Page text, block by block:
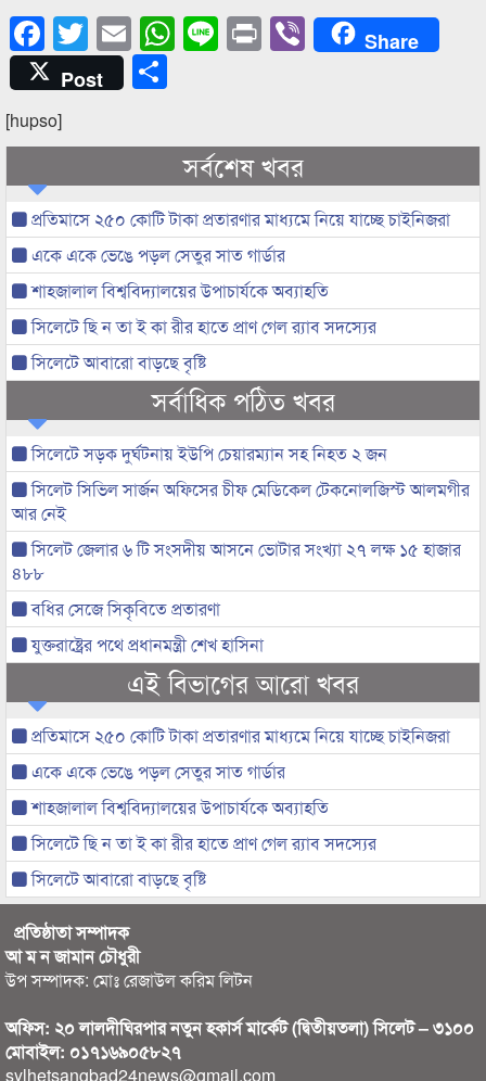
Facebook
Twitter
EmailWhatsApp
LinePrintViberShare
Post
[hupso]
সর্বশেষ খবর
প্রতিমাসে ২৫০ কোটি টাকা প্রতারণার মাধ্যমে নিয়ে যাচ্ছে চাইনিজরা
একে একে ভেঙে পড়ল সেতুর সাত গার্ডার
শাহজালাল বিশ্ববিদ্যালয়ের উপাচার্যকে অব্যাহতি
সিলেটে ছি ন তা ই কা রীর হাতে প্রাণ গেল র‌্যাব সদস্যের
সিলেটে আবারো বাড়ছে বৃষ্টি
সর্বাধিক পঠিত খবর
সিলেটে সড়ক দুর্ঘটনায় ইউপি চেয়ারম্যান সহ নিহত ২ জন
সিলেট সিভিল সার্জন অফিসের চীফ মেডিকেল টেকনোলজিস্ট আলমগীর
আর নেই
সিলেট জেলার ৬ টি সংসদীয় আসনে ভোটার সংখ্যা ২৭ লক্ষ ১৫ হাজার
৪৮৮
বধির সেজে সিকৃবিতে প্রতারণা
যুক্তরাষ্ট্রের পথে প্রধানমন্ত্রী শেখ হাসিনা
এই বিভাগের আরো খবর
প্রতিমাসে ২৫০ কোটি টাকা প্রতারণার মাধ্যমে নিয়ে যাচ্ছে চাইনিজরা
একে একে ভেঙে পড়ল সেতুর সাত গার্ডার
শাহজালাল বিশ্ববিদ্যালয়ের উপাচার্যকে অব্যাহতি
সিলেটে ছি ন তা ই কা রীর হাতে প্রাণ গেল র‌্যাব সদস্যের
সিলেটে আবারো বাড়ছে বৃষ্টি
প্রতিষ্ঠাতা সম্পাদক
আ ম ন জামান চৌধুরী
উপ সম্পাদক: মোঃ রেজাউল করিম লিটন
অফিস: ২০ লালদীঘিরপার নতুন হকার্স মার্কেট (দ্বিতীয়তলা) সিলেট – ৩১০০
মোবাইল: ০১৭১৬৯০৫৮২৭
sylhetsangbad24news@gmail.com